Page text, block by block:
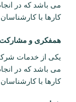
می باشد که در
کارها با
همفکری و مشارکت
یکی از خدمات
می باشد که در
کارها با